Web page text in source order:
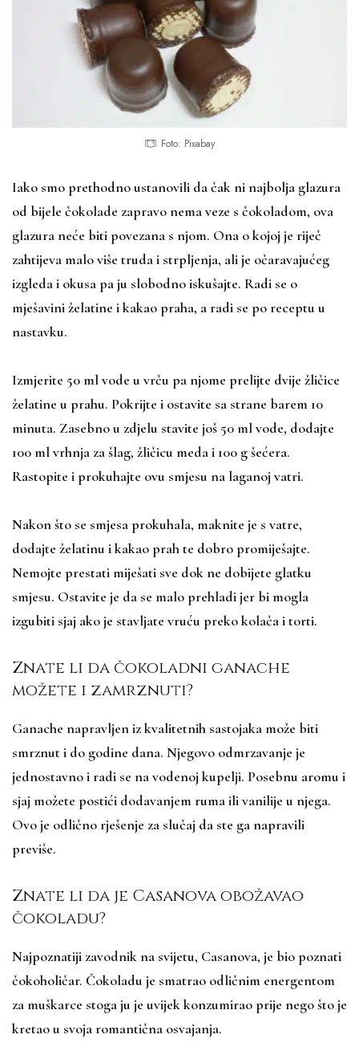
Foto: Pixabay
Iako smo prethodno ustanovili da čak ni najbolja glazura
od bijele čokolade zapravo nema veze s čokoladom, ova
glazura neće biti povezana s njom. Ona o kojoj je riječ
zahtijeva malo više truda i strpljenja, ali je očaravajućeg
izgleda i okusa pa ju slobodno iskušajte. Radi se o
mješavini želatine i kakao praha, a radi se po receptu u
nastavku.
Izmjerite 50 ml vode u vrču pa njome prelijte dvije žličice
želatine u prahu. Pokrijte i ostavite sa strane barem 10
minuta. Zasebno u zdjelu stavite još 50 ml vode, dodajte
100 ml vrhnja za šlag, žličicu meda i 100 g šećera.
Rastopite i prokuhajte ovu smjesu na laganoj vatri.
Nakon što se smjesa prokuhala, maknite je s vatre,
dodajte želatinu i kakao prah te dobro promiješajte.
Nemojte prestati miješati sve dok ne dobijete glatku
smjesu. Ostavite je da se malo prehladi jer bi mogla
izgubiti sjaj ako je stavljate vruću preko kolača i torti.
Znate li da čokoladni ganache
možete i zamrznuti?
Ganache napravljen iz kvalitetnih sastojaka može biti
smrznut i do godine dana. Njegovo odmrzavanje je
jednostavno i radi se na vodenoj kupelji. Posebnu aromu i
sjaj možete postići dodavanjem ruma ili vanilije u njega.
Ovo je odlično rješenje za slučaj da ste ga napravili
previše.
Znate li da je Casanova obožavao
čokoladu?
Najpoznatiji zavodnik na svijetu, Casanova, je bio poznati
čokoholičar. Čokoladu je smatrao odličnim energentom
za muškarce stoga ju je uvijek konzumirao prije nego što je
kretao u svoja romantična osvajanja.